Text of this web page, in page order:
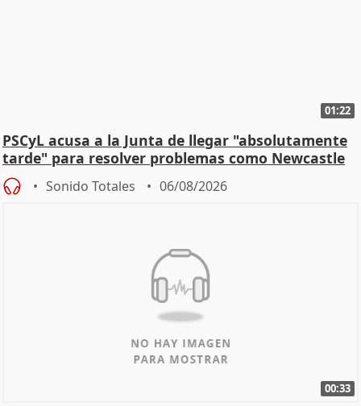
01:22
PSCyL acusa a la Junta de llegar "absolutamente
tarde" para resolver problemas como Newcastle
Sonido Totales 06/08/2026
00:33